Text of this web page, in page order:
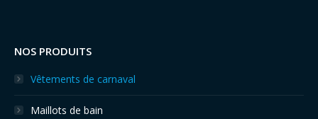
NOS PRODUITS
Vêtements de carnaval
Maillots de bain